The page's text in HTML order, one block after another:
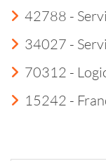
42788 -
34027 -
70312 -
15242 -